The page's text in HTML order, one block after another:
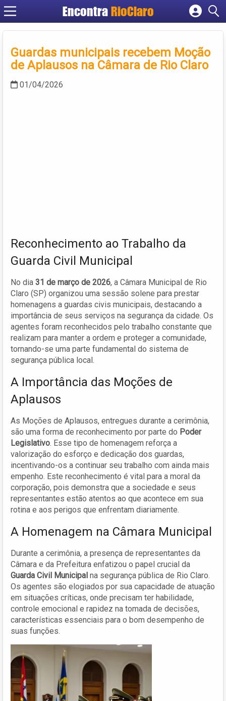
Encontra RioClaro
Cadastrar empresa
Criar conta
Guardas municipais recebem Moção
de Aplausos na Câmara de Rio Claro
01/04/2026
Reconhecimento ao Trabalho da
Guarda Civil Municipal
No dia 31 de março de 2026, a Câmara Municipal de Rio
Claro (SP) organizou uma sessão solene para prestar
homenagens a guardas civis municipais, destacando a
importância de seus serviços na segurança da cidade. Os
agentes foram reconhecidos pelo trabalho constante que
realizam para manter a ordem e proteger a comunidade,
tornando-se uma parte fundamental do sistema de
segurança pública local.
A Importância das Moções de
Aplausos
As Moções de Aplausos, entregues durante a cerimônia,
são uma forma de reconhecimento por parte do Poder
Legislativo. Esse tipo de homenagem reforça a
valorização do esforço e dedicação dos guardas,
incentivando-os a continuar seu trabalho com ainda mais
empenho. Este reconhecimento é vital para a moral da
corporação, pois demonstra que a sociedade e seus
representantes estão atentos ao que acontece em sua
rotina e aos perigos que enfrentam diariamente.
A Homenagem na Câmara Municipal
Durante a cerimônia, a presença de representantes da
Câmara e da Prefeitura enfatizou o papel crucial da
Guarda Civil Municipal na segurança pública de Rio Claro.
Os agentes são elogiados por sua capacidade de atuação
em situações críticas, onde precisam ter habilidade,
controle emocional e rapidez na tomada de decisões,
características essenciais para o bom desempenho de
suas funções.